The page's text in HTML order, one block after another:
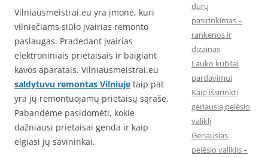
Vilniausmeistrai.eu yra įmonė, kuri
vilniečiams siūlo įvairias remonto
paslaugas. Pradedant įvairias
elektroniniais prietaisais ir baigiant
kavos aparatais. Vilniausmeistrai.eu
saldytuvu remontas Vilniuje taip pat
yra jų remontuojamų prietaisų sąraše.
Pabandėme pasidomėti, kokie
dažniausi prietaisai genda ir kaip
elgiasi jų savininkai.
durų
pasirinkimas –
rankenos ir
dizainas
Lauko kubilai
pardavimui
Kaip išsirinkti
geriausią pelėsio
valiklį
Geriausias
pelėsio valiklis –